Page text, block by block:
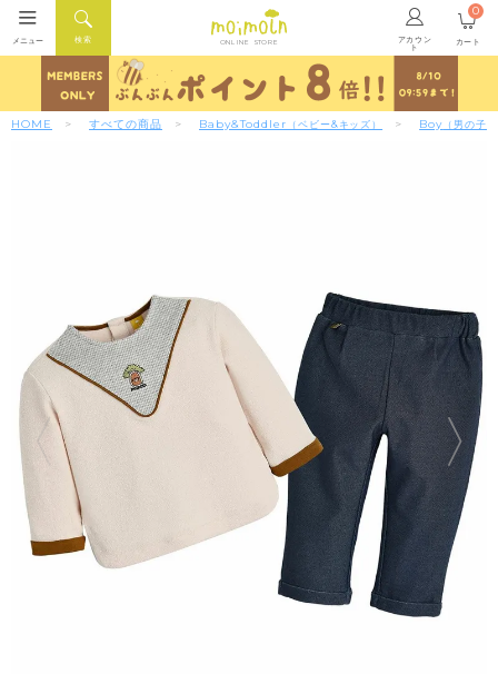
ONLINE STORE アカウン
ト
検索
メニュー カート
0
HOME すべての商品 Baby&Toddler （ベビー&キッズ） Boy （男の子）